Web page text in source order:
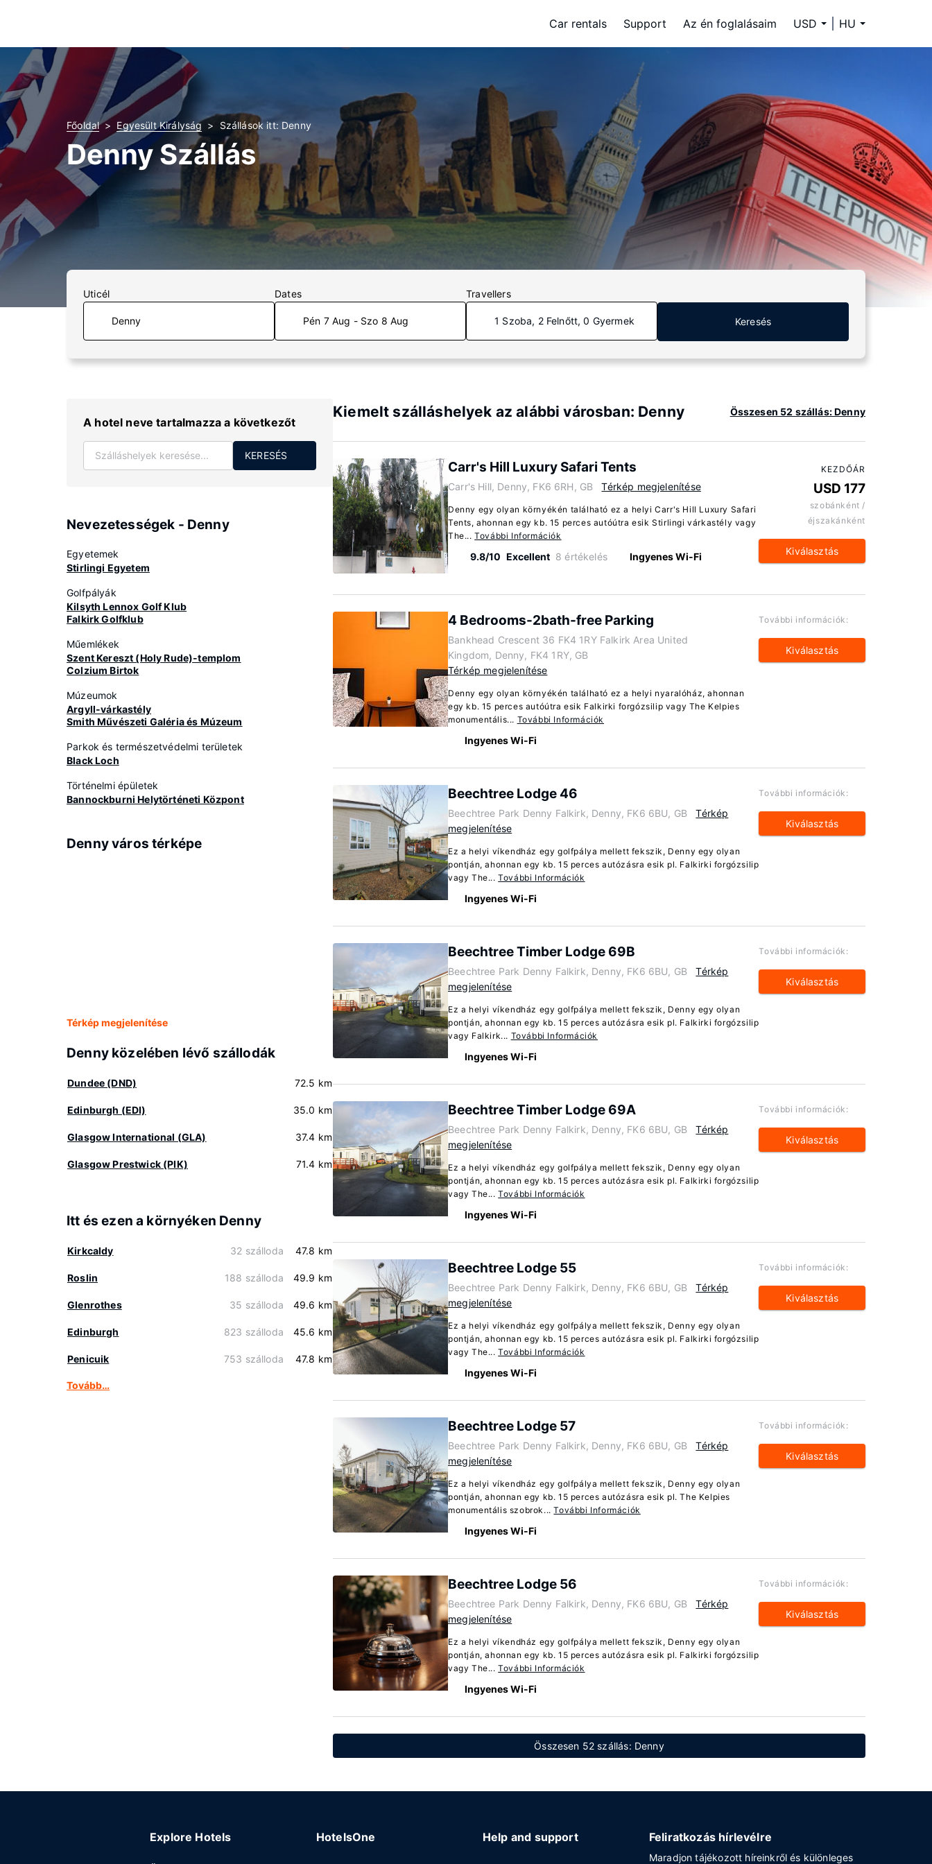
Car rentals Support Az én foglalásaim USD HU
Főoldal Egyesült Királyság Szállások itt: Denny
Denny Szállás
Uticél Dates
Pén 7 Aug - Szo 8 Aug
Travellers
1 Szoba, 2 Felnőtt, 0 Gyermek Keresés
A hotel neve tartalmazza a következőt
KERESÉS
Nevezetességek - Denny
Egyetemek
Stirlingi Egyetem
Golfpályák
Kilsyth Lennox Golf Klub
Falkirk Golfklub
Műemlékek
Szent Kereszt (Holy Rude)-templom
Colzium Birtok
Múzeumok
Argyll-várkastély
Smith Művészeti Galéria és Múzeum
Parkok és természetvédelmi területek
Black Loch
Történelmi épületek
Bannockburni Helytörténeti Központ
Denny város térképe
Térkép megjelenítése
Denny közelében lévő szállodák
Dundee (DND) 72.5 km
Edinburgh (EDI) 35.0 km
Glasgow International (GLA) 37.4 km
Glasgow Prestwick (PIK) 71.4 km
Itt és ezen a környéken Denny
Kirkcaldy 32 szálloda 47.8 km
Roslin 188 szálloda 49.9 km
Glenrothes 35 szálloda 49.6 km
Edinburgh 823 szálloda 45.6 km
Penicuik 753 szálloda 47.8 km
Tovább…
Kiemelt szálláshelyek az alábbi városban: Denny Összesen 52 szállás: Denny
Carr's Hill Luxury Safari Tents
Carr's Hill, Denny, FK6 6RH, GB Térkép megjelenítése
Denny egy olyan környékén található ez a helyi Carr's Hill Luxury Safari
Tents, ahonnan egy kb. 15 perces autóútra esik Stirlingi várkastély vagy
The...További Információk
9.8/10 Excellent 8 értékelés Ingyenes Wi-Fi
KEZDŐÁR
USD 177
szobánként /
éjszakánként
Kiválasztás
4 Bedrooms-2bath-free Parking
Bankhead Crescent 36 FK4 1RY Falkirk Area United
Kingdom, Denny, FK4 1RY, GB
Térkép megjelenítése
Denny egy olyan környékén található ez a helyi nyaralóház, ahonnan
egy kb. 15 perces autóútra esik Falkirki forgózsilip vagy The Kelpies
monumentális... További Információk
Ingyenes Wi-Fi
További információk:
Kiválasztás
Beechtree Lodge 46
Beechtree Park Denny Falkirk, Denny, FK6 6BU, GB
Térkép
megjelenítése
Ez a helyi víkendház egy golfpálya mellett fekszik, Denny egy olyan
pontján, ahonnan egy kb. 15 perces autózásra esik pl. Falkirki forgózsilip
vagy The...További Információk
Ingyenes Wi-Fi
További információk:
Kiválasztás
Beechtree Timber Lodge 69B
Beechtree Park Denny Falkirk, Denny, FK6 6BU, GB
Térkép
megjelenítése
Ez a helyi víkendház egy golfpálya mellett fekszik, Denny egy olyan
pontján, ahonnan egy kb. 15 perces autózásra esik pl. Falkirki forgózsilip
vagy Falkirk... További Információk
Ingyenes Wi-Fi
További információk:
Kiválasztás
Beechtree Timber Lodge 69A
Beechtree Park Denny Falkirk, Denny, FK6 6BU, GB
Térkép
megjelenítése
Ez a helyi víkendház egy golfpálya mellett fekszik, Denny egy olyan
pontján, ahonnan egy kb. 15 perces autózásra esik pl. Falkirki forgózsilip
vagy The...További Információk
Ingyenes Wi-Fi
További információk:
Kiválasztás
Beechtree Lodge 55
Beechtree Park Denny Falkirk, Denny, FK6 6BU, GB
Térkép
megjelenítése
Ez a helyi víkendház egy golfpálya mellett fekszik, Denny egy olyan
pontján, ahonnan egy kb. 15 perces autózásra esik pl. Falkirki forgózsilip
vagy The...További Információk
Ingyenes Wi-Fi
További információk:
Kiválasztás
Beechtree Lodge 57
Beechtree Park Denny Falkirk, Denny, FK6 6BU, GB
Térkép
megjelenítése
Ez a helyi víkendház egy golfpálya mellett fekszik, Denny egy olyan
pontján, ahonnan egy kb. 15 perces autózásra esik pl. The Kelpies
monumentális szobrok...További Információk
Ingyenes Wi-Fi
További információk:
Kiválasztás
Beechtree Lodge 56
Beechtree Park Denny Falkirk, Denny, FK6 6BU, GB
Térkép
megjelenítése
Ez a helyi víkendház egy golfpálya mellett fekszik, Denny egy olyan
pontján, ahonnan egy kb. 15 perces autózásra esik pl. Falkirki forgózsilip
vagy The...További Információk
Ingyenes Wi-Fi
További információk:
Kiválasztás
Összesen 52 szállás: Denny
Explore Hotels HotelsOne Help and support Feliratkozás hírlevélre
Maradjon tájékozott híreinkről és különleges